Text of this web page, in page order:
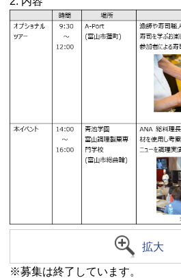
拡大
※募集は終了しています。